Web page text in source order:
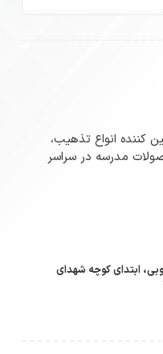
کننده انواع تذهیب،
مدرسه در سراسر
ابتدای کوچه شهدای